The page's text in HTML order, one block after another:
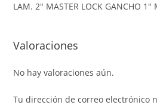
LAM. 2″ MASTER LOCK GANCHO 1″
Valoraciones
No hay valoraciones aún.
Tu dirección de correo electrónico